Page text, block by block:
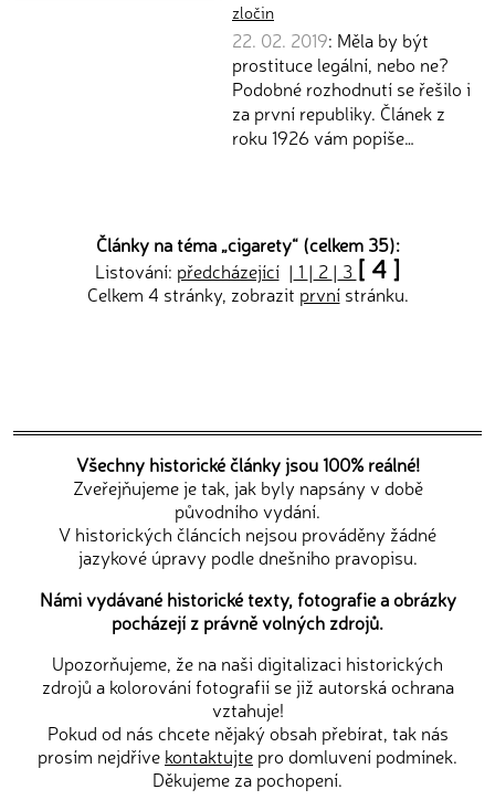
zločin
22. 02. 2019: Měla by být
prostituce legální, nebo ne?
Podobné rozhodnutí se řešilo i
za první republiky. Článek z
roku 1926 vám popíše…
Články na téma „cigarety“ (celkem 35):
Listování: předcházející| 1 | 2 | 3 [ 4 ]
Celkem 4 stránky, zobrazit prvnístránku.
Všechny historické články jsou 100% reálné!
Zveřejňujeme je tak, jak byly napsány v době
původního vydání.
V historických článcích nejsou prováděny žádné
jazykové úpravy podle dnešního pravopisu.
Námi vydávané historické texty, fotografie a obrázky
pocházejí z právně volných zdrojů.
Upozorňujeme, že na naši digitalizaci historických
zdrojů a kolorování fotografií se již autorská ochrana
vztahuje!
Pokud od nás chcete nějaký obsah přebírat, tak nás
prosím nejdříve kontaktujte pro domluvení podmínek.
Děkujeme za pochopení.